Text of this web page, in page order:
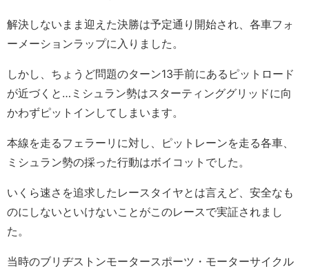
解決しないまま迎えた決勝は予定通り開始され、各車フォ
ーメーションラップに入りました。
しかし、ちょうど問題のターン13手前にあるピットロード
が近づくと…ミシュラン勢はスターティンググリッドに向
かわずピットインしてしまいます。
本線を走るフェラーリに対し、ピットレーンを走る各車、
ミシュラン勢の採った行動はボイコットでした。
いくら速さを追求したレースタイヤとは言えど、安全なも
のにしないといけないことがこのレースで実証されまし
た。
当時のブリヂストンモータースポーツ・モーターサイクル